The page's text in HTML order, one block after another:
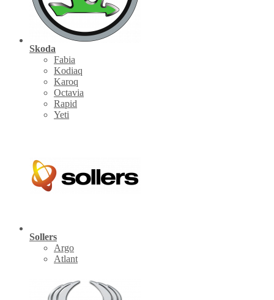
Skoda
Fabia
Kodiaq
Karoq
Octavia
Rapid
Yeti
Sollers
Argo
Atlant